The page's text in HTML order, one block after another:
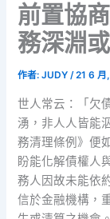
前置協
務深淵
作者:JUDY/21 6
世人常云：「欠
湧，非人人皆能
務清理條例》便
盼能化解債權人
務人因故未能依
信於金融機構，